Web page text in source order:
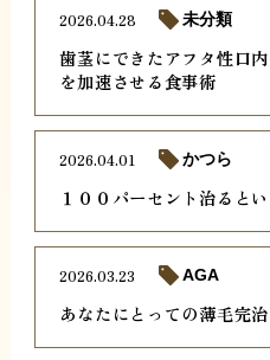
歯茎にできたアフタ性口
を加速させる食事術
2026.04.28 未分類
１００パーセント治ると
2026.04.01 かつら
あなたにとっての薄毛完
2026.03.23 AGA